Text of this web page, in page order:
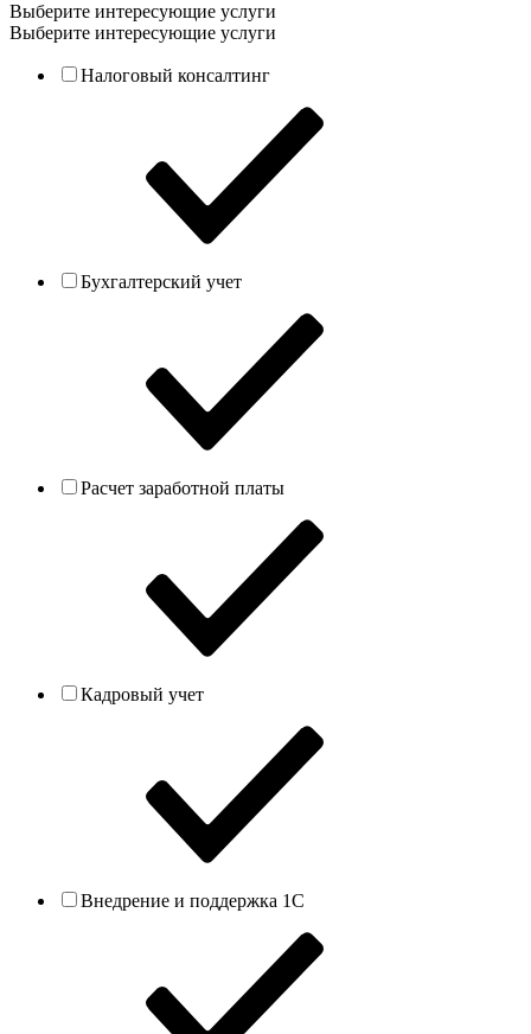
Выберите интересующие услуги
Выберите интересующие услуги
Налоговый консалтинг
Бухгалтерский учет
Расчет заработной платы
Кадровый учет
Внедрение и поддержка 1С